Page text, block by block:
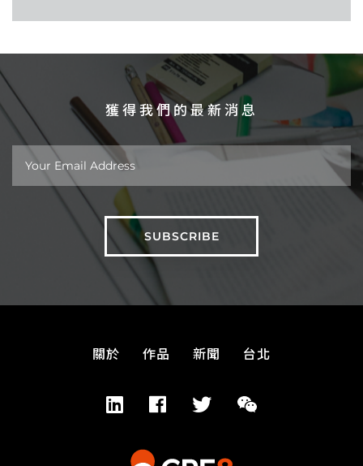
獲得我們的最新消息
關於 作品 新聞 台北